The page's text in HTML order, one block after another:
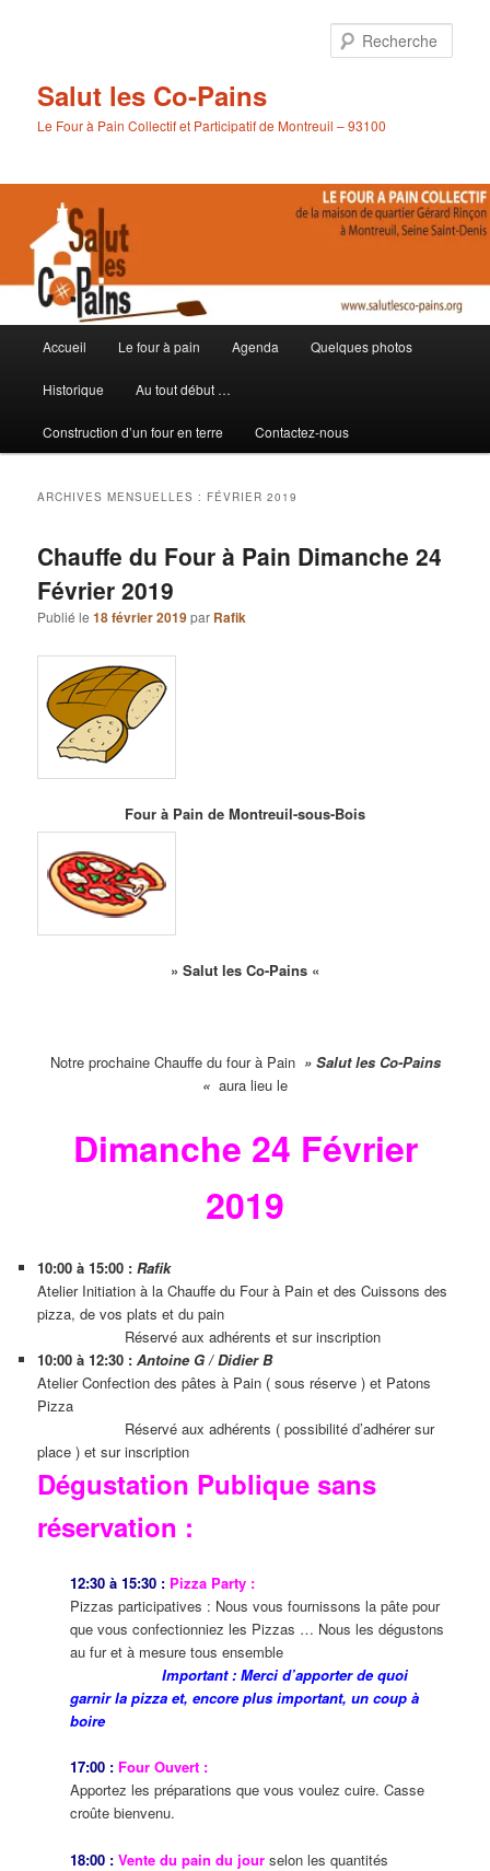
Salut les Co-Pains
Le Four à Pain Collectif et Participatif de Montreuil – 93100
principal
Accueil Le four à pain Agenda Quelques photos
Historique Au tout début …
Construction d’un four en terre Contactez-nous
ARCHIVES MENSUELLES : FÉVRIER 2019
Chauffe du Four à Pain Dimanche 24
Février 2019
Publié le18 février 2019par Rafik
Four à Pain de Montreuil-sous-Bois
» Salut les Co-Pains «
Notre prochaine Chauffe du four à Pain » Salut les Co-Pains
« aura lieu le
Dimanche 24 Février
2019
10:00 à 15:00 :Rafik
Atelier Initiation à la Chauffe du Four à Pain et des Cuissons des
pizza, de vos plats et du pain
Réservé aux adhérents et sur inscription
10:00 à 12:30 :Antoine G / Didier B
Atelier Confection des pâtes à Pain ( sous réserve ) et Patons
Pizza
Réservé aux adhérents ( possibilité d’adhérer sur
place ) et sur inscription
Dégustation Publique sans
réservation :
12:30 à 15:30 : Pizza Party :
Pizzas participatives : Nous vous fournissons la pâte pour
que vous confectionniez les Pizzas … Nous les dégustons
au fur et à mesure tous ensemble
Important : Merci d’apporter de quoi
garnir la pizza et, encore plus important, un coup à
boire
17:00 : Four Ouvert :
Apportez les préparations que vous voulez cuire. Casse
croûte bienvenu.
18:00 : Vente du pain du jour selon les quantités